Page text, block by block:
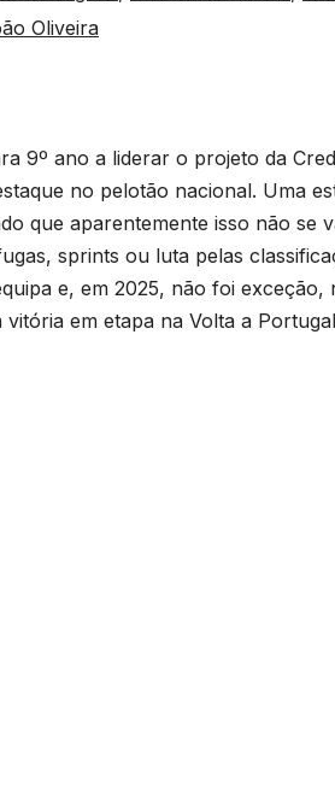
Oliveira
9º ano a liderar o projeto da
no pelotão nacional. Uma
que aparentemente isso não se
sprints ou luta pelas
e, em 2025, não foi
em etapa na Volta a